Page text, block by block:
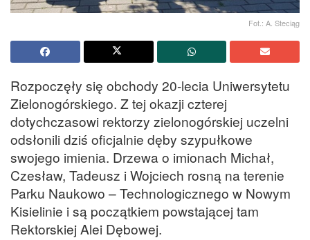
Fot.: A. Steciąg
Rozpoczęły się obchody 20-lecia Uniwersytetu
Zielonogórskiego. Z tej okazji czterej
dotychczasowi rektorzy zielonogórskiej uczelni
odsłonili dziś oficjalnie dęby szypułkowe
swojego imienia. Drzewa o imionach Michał,
Czesław, Tadeusz i Wojciech rosną na terenie
Parku Naukowo – Technologicznego w Nowym
Kisielinie i są początkiem powstającej tam
Rektorskiej Alei Dębowej.